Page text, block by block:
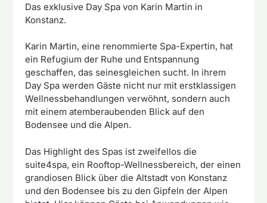
Das exklusive Day Spa von Karin Martin in
Konstanz.
Karin Martin, eine renommierte Spa-Expertin, hat
ein Refugium der Ruhe und Entspannung
geschaffen, das seinesgleichen sucht. In ihrem
Day Spa werden Gäste nicht nur mit erstklassigen
Wellnessbehandlungen verwöhnt, sondern auch
mit einem atemberaubenden Blick auf den
Bodensee und die Alpen.
Das Highlight des Spas ist zweifellos die
suite4spa, ein Rooftop-Wellnessbereich, der einen
grandiosen Blick über die Altstadt von Konstanz
und den Bodensee bis zu den Gipfeln der Alpen